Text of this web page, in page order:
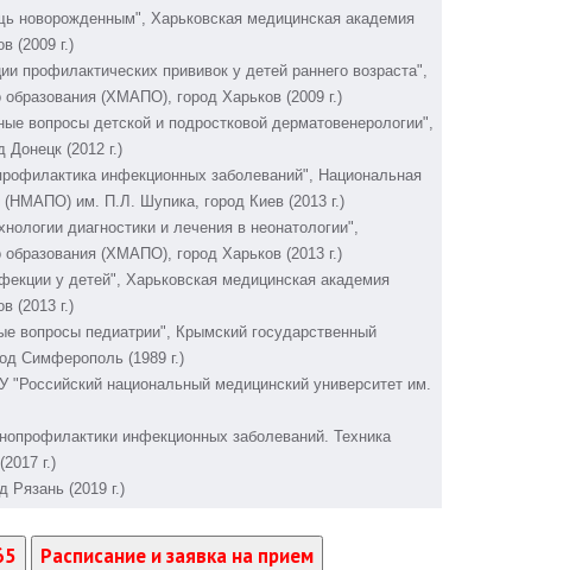
новорожденным", Харьковская медицинская академия
(2009 г.)
профилактических прививок у детей раннего возраста",
(ХМАПО), город Харьков (2009 г.)
вопросы детской и подростковой дерматовенерологии",
Донецк (2012 г.)
инфекционных заболеваний", Национальная
(НМАПО) им. П.Л. Шупика, город Киев (2013 г.)
диагностики и лечения в неонатологии",
(ХМАПО), город Харьков (2013 г.)
у детей", Харьковская медицинская академия
(2013 г.)
вопросы педиатрии", Крымский государственный
Симферополь (1989 г.)
национальный медицинский университет им.
инфекционных заболеваний. Техника
г.)
Рязань (2019 г.)
Расписание и заявка на прием